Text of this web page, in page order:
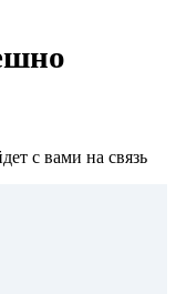
с вами на связь